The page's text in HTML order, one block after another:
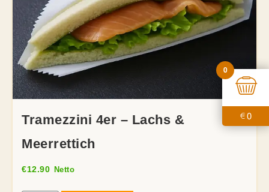
Tramezzini 4er – Lachs &
Meerrettich
€12.90 Netto
0
€0